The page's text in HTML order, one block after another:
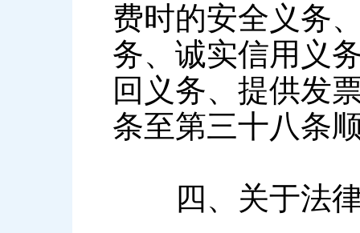
费时的安全义务
务、诚实信用义
回义务、提供发
条至第三十八条
四、关于法律